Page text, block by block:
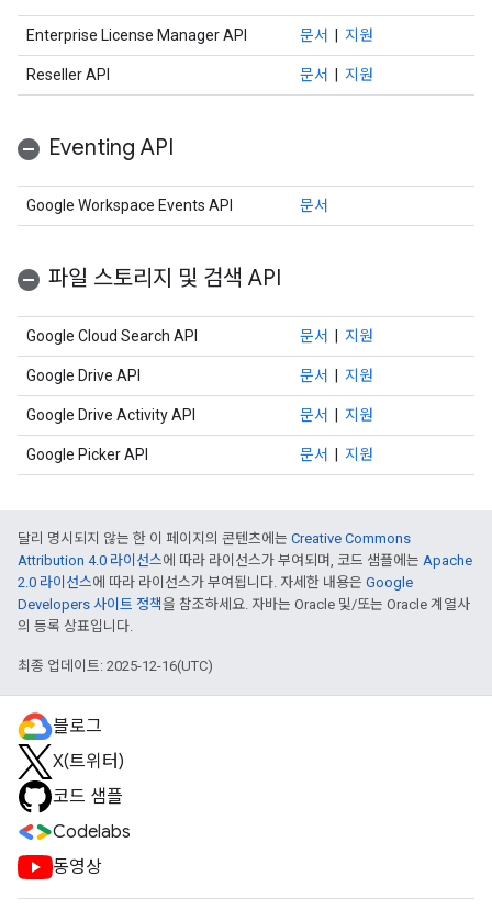
Enterprise License Manager API 문서 지원
Reseller API 문서 지원
Eventing API
Google Workspace Events API 문서
파일 스토리지 및 검색 API
Google Cloud Search API 문서 지원
Google Drive API 문서 지원
Google Drive Activity API 문서 지원
Google Picker API 문서 지원
달리 명시되지 않는 한 이 페이지의 콘텐츠에는 Creative Commons
Attribution 4.0 라이선스에 따라 라이선스가 부여되며, 코드 샘플에는 Apache
2.0 라이선스에 따라 라이선스가 부여됩니다. 자세한 내용은 Google
Developers 사이트 정책을 참조하세요. 자바는 Oracle 및/또는 Oracle 계열사
의 등록 상표입니다.
최종 업데이트: 2025-12-16(UTC)
블로그
X(트위터)
코드 샘플
Codelabs
동영상